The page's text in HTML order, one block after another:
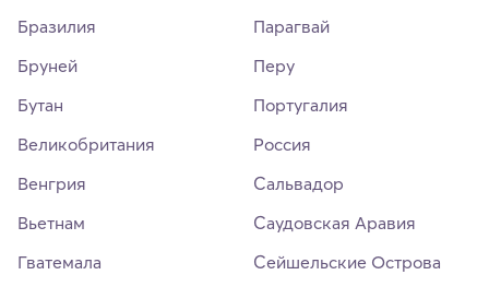
Бразилия
Бруней
Бутан
Великобритания
Венгрия
Вьетнам
Гватемала
Парагвай
Перу
Португалия
Россия
Сальвадор
Саудовская Аравия
Сейшельские Острова